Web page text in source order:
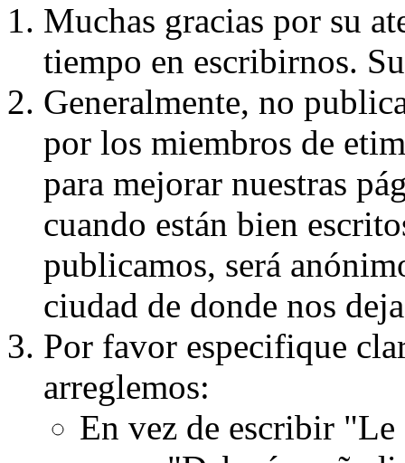
Muchas gracias por su
tiempo en escribirnos.
Generalmente, no
por los miembros de
para mejorar nuestras
cuando están bien
publicamos, será
ciudad de donde nos
Por favor especifique
arreglemos:
En vez de escribir